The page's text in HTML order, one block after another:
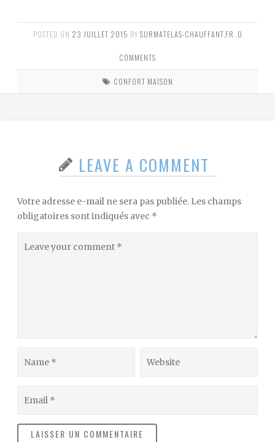
POSTED ON 23 JUILLET 2015 BY SURMATELAS-CHAUFFANT.FR 0
COMMENTS
CONFORT MAISON
LEAVE A COMMENT
Votre adresse e-mail ne sera pas publiée. Les champs
obligatoires sont indiqués avec *
your